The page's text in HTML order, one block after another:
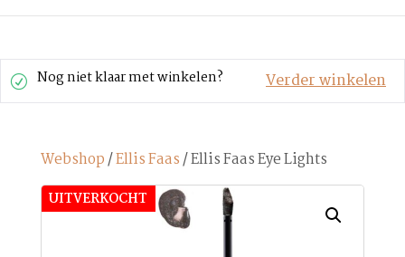
Verder winkelen
Nog niet klaar met winkelen?
Webshop/Ellis Faas/ Ellis Faas Eye Lights
UITVERKOCHT